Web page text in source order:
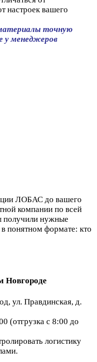
настроек вашего
точную
у менеджеров
ЛОБАС до вашего
компании по всей
получили нужные
понятном формате: кто
Новгороде
ул. Правдинская, д.
(отгрузка с 8:00 до
логистику